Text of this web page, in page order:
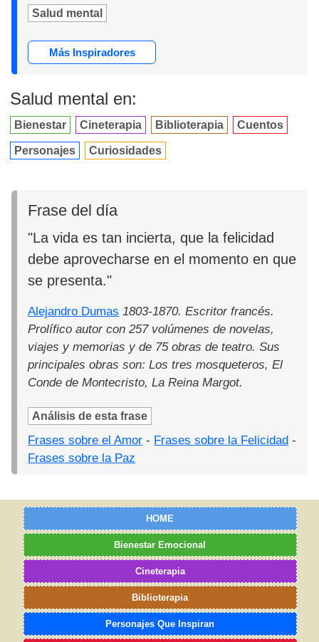
Salud mental
Más Inspiradores
Salud mental en:
Bienestar Cineterapia Biblioterapia Cuentos
Personajes Curiosidades
Frase del día
"La vida es tan incierta, que la felicidad
debe aprovecharse en el momento en que
se presenta."
Alejandro Dumas 1803-1870. Escritor francés.
Prolífico autor con 257 volúmenes de novelas,
viajes y memorias y de 75 obras de teatro. Sus
principales obras son: Los tres mosqueteros, El
Conde de Montecristo, La Reina Margot.
Análisis de esta frase
Frases sobre el Amor - Frases sobre la Felicidad -
Frases sobre la Paz
HOME
Bienestar Emocional
Cineterapia
Biblioterapia
Personajes Que Inspiran